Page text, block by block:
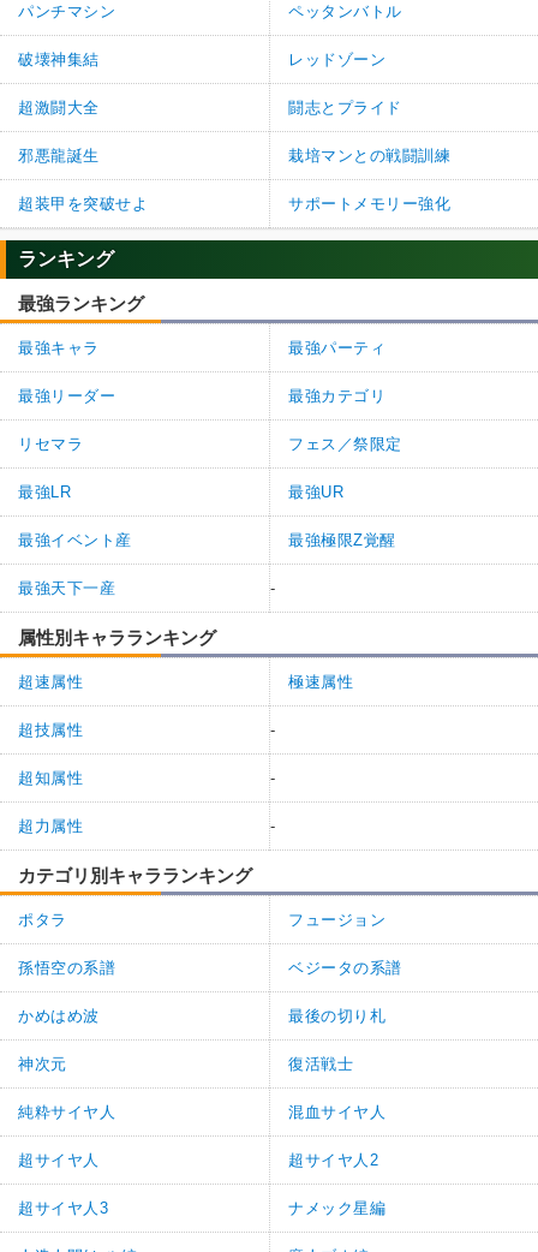
パンチマシン ペッタンバトル
破壊神集結 レッドゾーン
超激闘大全 闘志とプライド
邪悪龍誕生 栽培マンとの戦闘訓練
超装甲を突破せよ サポートメモリー強化
ランキング
最強ランキング
最強キャラ 最強パーティ
最強リーダー 最強カテゴリ
リセマラ フェス／祭限定
最強LR 最強UR
最強イベント産 最強極限Z覚醒
最強天下一産 -
属性別キャラランキング
超速属性 極速属性
超技属性 -
超知属性 -
超力属性 -
カテゴリ別キャラランキング
ポタラ フュージョン
孫悟空の系譜 ベジータの系譜
かめはめ波 最後の切り札
神次元 復活戦士
純粋サイヤ人 混血サイヤ人
超サイヤ人 超サイヤ人2
超サイヤ人3 ナメック星編